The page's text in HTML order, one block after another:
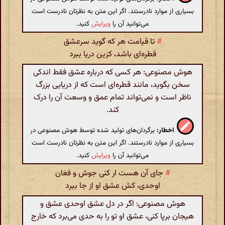
بسیاری از موارد نادرستند. اگر این متن به نظرتان نادرست است
می‌توانید آن را ویرایشکنید.
# تا قیامت هر که گوید سرعشق
قطره‌ای باشد، کزین دریا ببرد
هوش مصنوعی: هر کسی که درباره عشق فقط اندکی
سخن بگوید، مانند قطره‌ای است که از دریایی بزرگ
ناظر است و نمی‌تواند تمام عمق و وسعت آن را درک
کند.
اخطار: برگردان‌های تولید شده توسط هوش مصنوعی در
بسیاری از موارد نادرستند. اگر این متن به نظرتان نادرست است
می‌توانید آن را ویرایشکنید.
# جای آن هست ار کنی جوش و فغان
اوحدی، کش عشق او از جا ببرد
هوش مصنوعی: اگر در دل عشق اوحدی عشق و
هیجان برپا کنی، عشق او تو را به حدی می‌برد که خارج